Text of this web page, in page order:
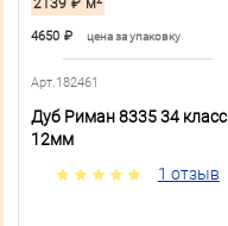
2139 ₽ м
4650 ₽ цена за упаковку
Арт.182461
Дуб Риман 8335 34 класс
12мм
1 отзыв